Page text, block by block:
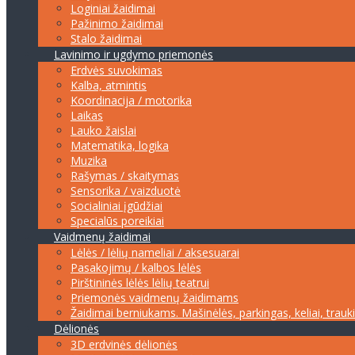
Loginiai žaidimai
Pažinimo žaidimai
Stalo žaidimai
Lavinimo ir ugdymo priemonės
Erdvės suvokimas
Kalba, atmintis
Koordinacija / motorika
Laikas
Lauko žaislai
Matematika, logika
Muzika
Rašymas / skaitymas
Sensorika / vaizduotė
Socialiniai įgūdžiai
Specialūs poreikiai
Vaidmenų žaidimai
Lėlės / lėlių nameliai / aksesuarai
Pasakojimų / kalbos lėlės
Pirštininės lėlės lėlių teatrui
Priemonės vaidmenų žaidimams
Žaidimai berniukams. Mašinėlės, parkingas, keliai,
Dėlionės
3D erdvinės dėlionės